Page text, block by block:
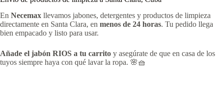
En Necemax llevamos jabones, detergentes y productos de limpieza
directamente en Santa Clara, en menos de 24 horas. Tu pedido llega
bien empacado y listo para usar.
Añade el jabón RIOS a tu carrito y asegúrate de que en casa de los
tuyos siempre haya con qué lavar la ropa. 🌸🧺